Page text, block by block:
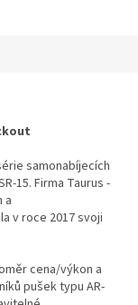
samonabíjecích
15. Firma Taurus -
a
v roce 2017 svoji
cena/výkon a
pušek typu AR-